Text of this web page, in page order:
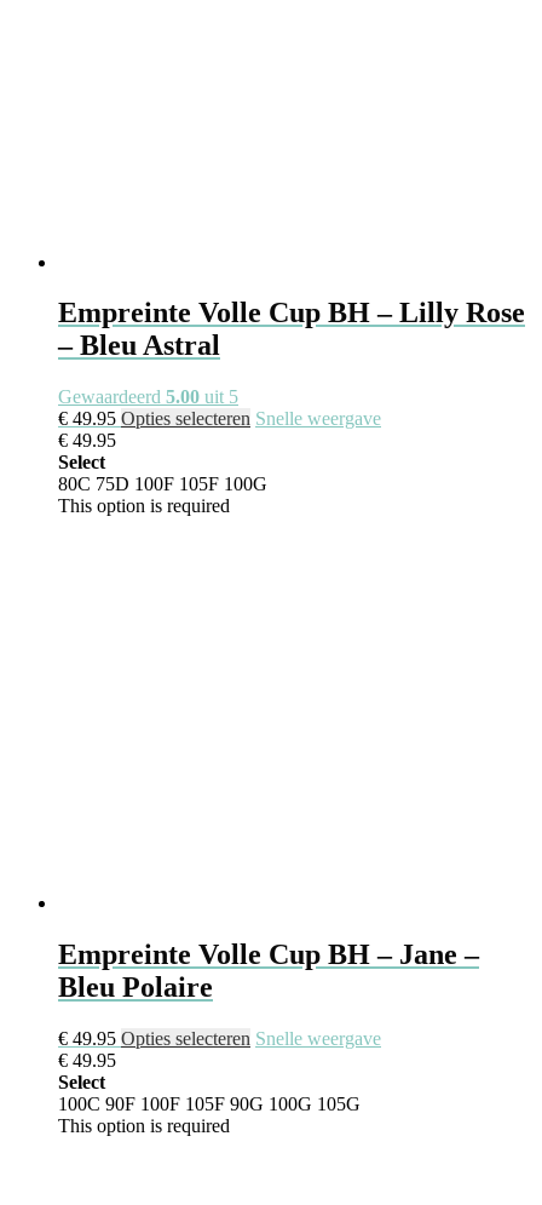
Empreinte Volle Cup BH – Lilly Rose
– Bleu Astral
Gewaardeerd 5.00 uit 5
€ 49.95 Opties selecteren Snelle weergave
€ 49.95
Select
80C 75D 100F 105F 100G
This option is required
Empreinte Volle Cup BH – Jane –
Bleu Polaire
€ 49.95 Opties selecteren Snelle weergave
€ 49.95
Select
100C 90F 100F 105F 90G 100G 105G
This option is required